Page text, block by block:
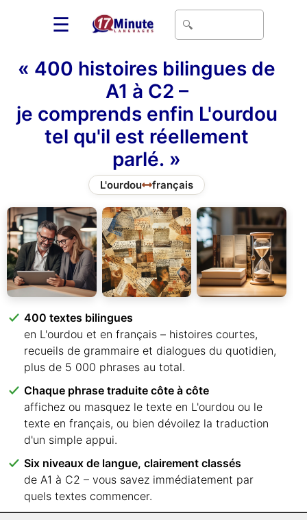
☰
« 400 histoires bilingues de
A1 à C2 –
je comprends enfin L'ourdou
tel qu'il est réellement
parlé. »
L'ourdou français
400 textes bilingues
en L'ourdou et en français – histoires courtes,
recueils de grammaire et dialogues du quotidien,
plus de 5 000 phrases au total.
Chaque phrase traduite côte à côte
affichez ou masquez le texte en L'ourdou ou le
texte en français, ou bien dévoilez la traduction
d'un simple appui.
Six niveaux de langue, clairement classés
de A1 à C2 – vous savez immédiatement par
quels textes commencer.